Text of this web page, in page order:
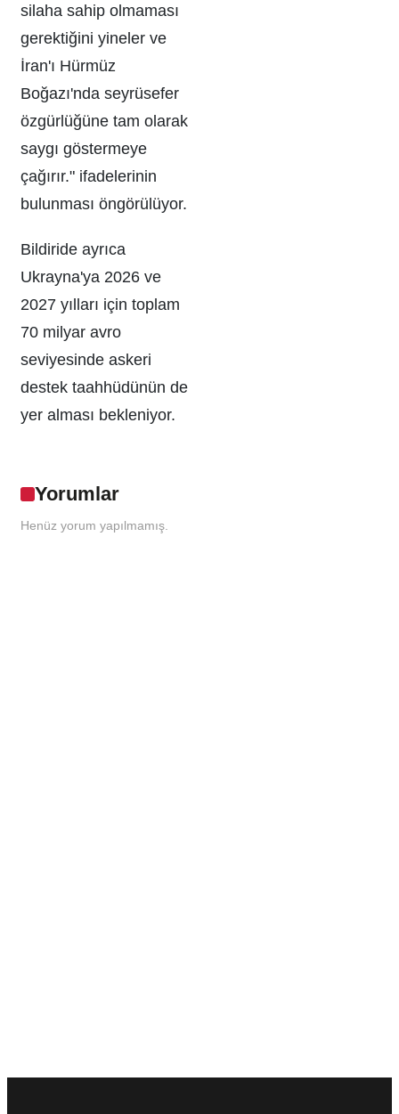
silaha sahip olmaması
gerektiğini yineler ve
İran'ı Hürmüz
Boğazı'nda seyrüsefer
özgürlüğüne tam olarak
saygı göstermeye
çağırır." ifadelerinin
bulunması öngörülüyor.
Bildiride ayrıca
Ukrayna'ya 2026 ve
2027 yılları için toplam
70 milyar avro
seviyesinde askeri
destek taahhüdünün de
yer alması bekleniyor.
Yorumlar
Henüz yorum yapılmamış.